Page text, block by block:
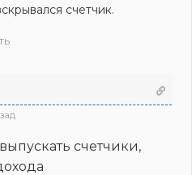
счетчик.
счетчики,